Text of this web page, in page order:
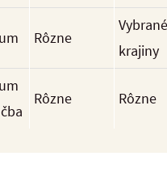
Rôzne
Vybrané
krajiny
Rôzne Rôzne